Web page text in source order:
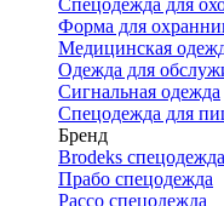
Спецодежда для
Форма для
Медицинская
Одежда для
Сигнальная одежда
Спецодежда для
Бренд
Brodeks спецодежда
Прабо спецодежда
Рассо спецодежда